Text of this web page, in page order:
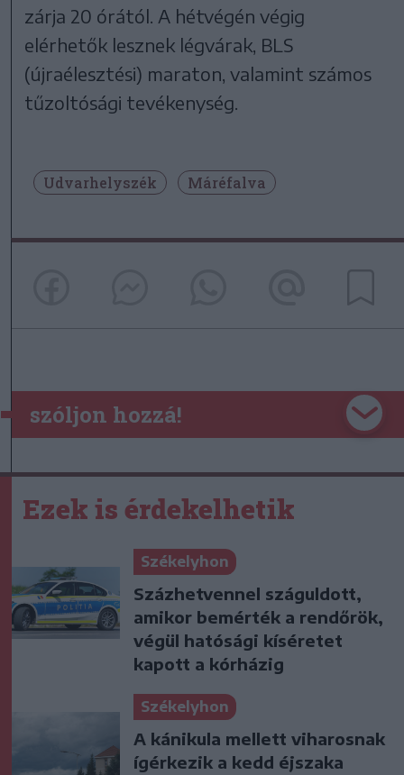
zárja 20 órától. A hétvégén végig
elérhetők lesznek légvárak, BLS
(újraélesztési) maraton, valamint számos
tűzoltósági tevékenység.
Udvarhelyszék Máréfalva
szóljon hozzá!
Ezek is érdekelhetik
Székelyhon
Százhetvennel száguldott,
amikor bemérték a rendőrök,
végül hatósági kíséretet
kapott a kórházig
Székelyhon
A kánikula mellett viharosnak
ígérkezik a kedd éjszaka